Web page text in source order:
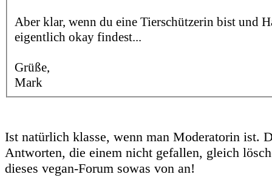
Aber klar, wenn du eine Tierschützerin bist und
eigentlich okay findest...
Grüße,
Mark
Ist natürlich klasse, wenn man Moderatorin ist.
Antworten, die einem nicht gefallen, gleich
dieses vegan-Forum sowas von an!